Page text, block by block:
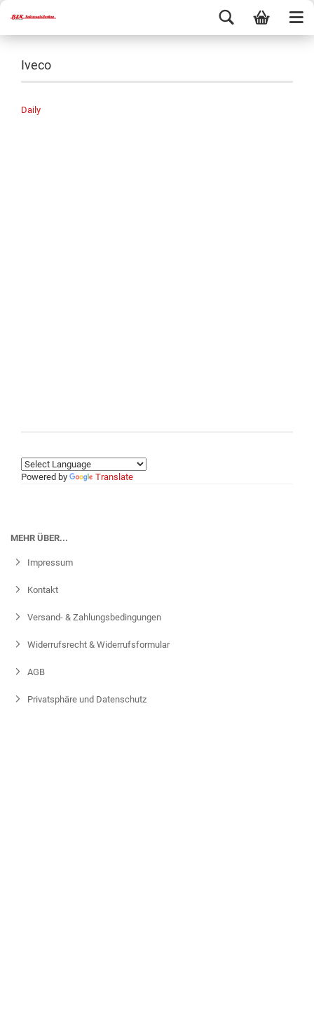
Iveco
Daily
Powered by Translate
MEHR ÜBER...
Impressum
Kontakt
Versand- & Zahlungsbedingungen
Widerrufsrecht & Widerrufsformular
AGB
Privatsphäre und Datenschutz